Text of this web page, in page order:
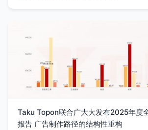
Taku Topon联合广大大发布2025年度
报告 广告制作路径的结构性重构